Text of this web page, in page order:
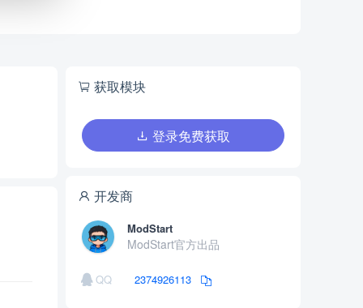
获取模块
登录免费获取
开发商
ModStart
ModStart官方出品
QQ 2374926113